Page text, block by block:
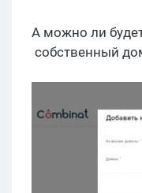
А можно ли
собственный